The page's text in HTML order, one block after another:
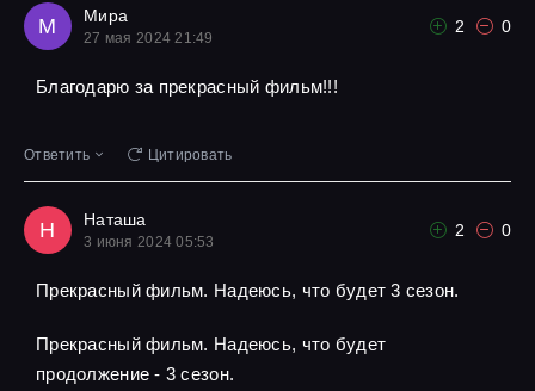
М Мира
27 мая 2024 21:49
2 0
Благодарю за прекрасный фильм!!!
Ответить Цитировать
Н Наташа
3 июня 2024 05:53
2 0
Прекрасный фильм. Надеюсь, что будет 3 сезон.
Прекрасный фильм. Надеюсь, что будет
продолжение - 3 сезон.